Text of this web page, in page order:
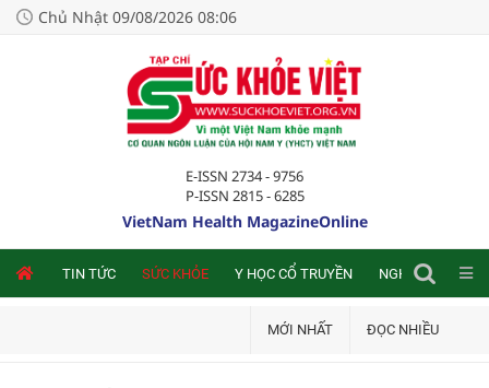
Chủ Nhật 09/08/2026 08:06
E-ISSN 2734 - 9756
P-ISSN 2815 - 6285
VietNam Health MagazineOnline
TIN TỨC SỨC KHỎE Y HỌC CỔ TRUYỀN NGHIÊN CỨU
MỚI NHẤT ĐỌC NHIỀU